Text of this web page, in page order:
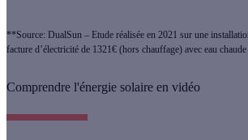
**Source: DualSun – Etude réalisée en 2021 sur une
facture d’électricité de 1321€ (hors chauffage) avec eau
Comprendre l'énergie solaire en vidéo